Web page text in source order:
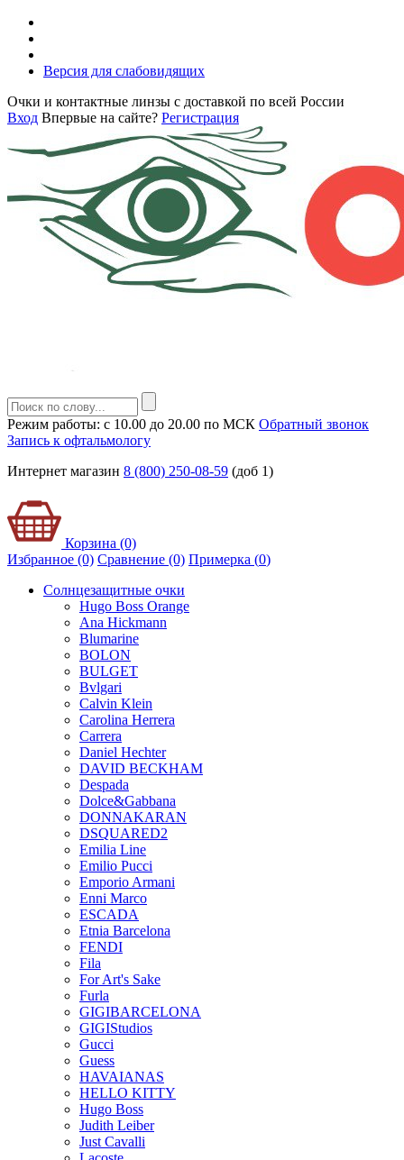
Версия для слабовидящих
Очки и контактные линзы с доставкой по всей России
Вход Впервые на сайте? Регистрация
Режим работы: с 10.00 до 20.00 по МСК Обратный звонок
Запись к офтальмологу
Интернет магазин 8 (800) 250-08-59 (доб 1)
Корзина (0)
Избранное (0) Сравнение (0) Примерка (0)
Солнцезащитные очки
Hugo Boss Orange
Ana Hickmann
Blumarine
BOLON
BULGET
Bvlgari
Calvin Klein
Carolina Herrera
Carrera
Daniel Hechter
DAVID BECKHAM
Despada
Dolce&Gabbana
DONNAKARAN
DSQUARED2
Emilia Line
Emilio Pucci
Emporio Armani
Enni Marco
ESCADA
Etnia Barcelona
FENDI
Fila
For Art's Sake
Furla
GIGIBARCELONA
GIGIStudios
Gucci
Guess
HAVAIANAS
HELLO KITTY
Hugo Boss
Judith Leiber
Just Cavalli